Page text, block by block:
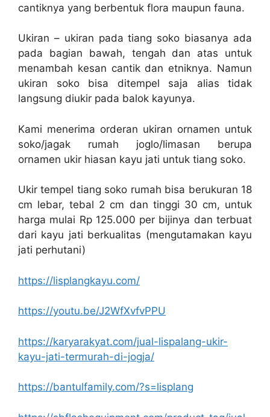
cantiknya yang berbentuk flora maupun fauna.
Ukiran – ukiran pada tiang soko biasanya ada
pada bagian bawah, tengah dan atas untuk
menambah kesan cantik dan etniknya. Namun
ukiran soko bisa ditempel saja alias tidak
langsung diukir pada balok kayunya.
Kami menerima orderan ukiran ornamen untuk
soko/jagak rumah joglo/limasan berupa
ornamen ukir hiasan kayu jati untuk tiang soko.
Ukir tempel tiang soko rumah bisa berukuran 18
cm lebar, tebal 2 cm dan tinggi 30 cm, untuk
harga mulai Rp 125.000 per bijinya dan terbuat
dari kayu jati berkualitas (mengutamakan kayu
jati perhutani)
https://lisplangkayu.com/
https://youtu.be/J2WfXvfvPPU
https://karyarakyat.com/jual-lispalang-ukir-
kayu-jati-termurah-di-jogja/
https://bantulfamily.com/?s=lisplang